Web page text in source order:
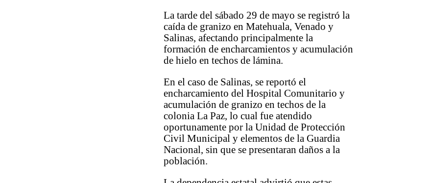
La tarde del sábado 29 de mayo se registró la
caída de granizo en Matehuala, Venado y
Salinas, afectando principalmente la
formación de encharcamientos y acumulación
de hielo en techos de lámina.
En el caso de Salinas, se reportó el
encharcamiento del Hospital Comunitario y
acumulación de granizo en techos de la
colonia La Paz, lo cual fue atendido
oportunamente por la Unidad de Protección
Civil Municipal y elementos de la Guardia
Nacional, sin que se presentaran daños a la
población.